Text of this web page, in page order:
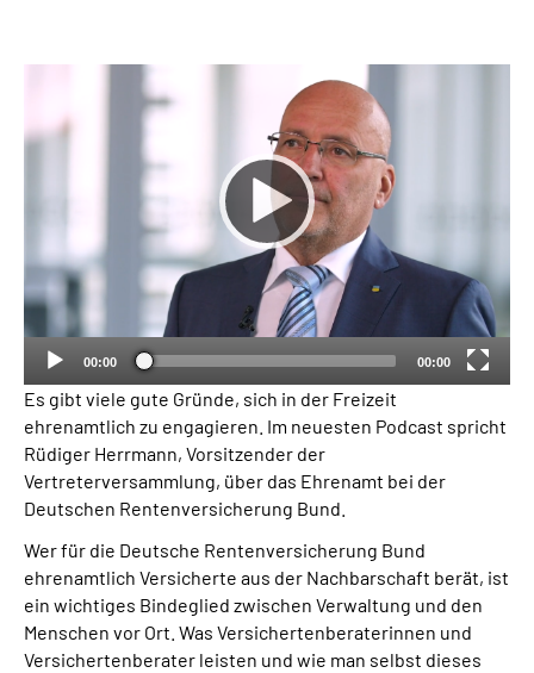
Es gibt viele gute Gründe, sich in der Freizeit
ehrenamtlich zu engagieren. Im neuesten Podcast spricht
Rüdiger Herrmann, Vorsitzender der
Vertreterversammlung, über das Ehrenamt bei der
Deutschen Rentenversicherung Bund.
Wer für die Deutsche Rentenversicherung Bund
ehrenamtlich Versicherte aus der Nachbarschaft berät, ist
ein wichtiges Bindeglied zwischen Verwaltung und den
Menschen vor Ort. Was Versichertenberaterinnen und
Versichertenberater leisten und wie man selbst dieses
00:00 00:00